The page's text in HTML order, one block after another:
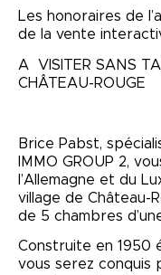
Les honoraires de
de la vente
A VISITER SANS
CHÂTEAU-ROUGE
Brice Pabst,
IMMO GROUP 2,
l’Allemagne et du
village de Château-
de 5 chambres
Construite en 1950
vous serez conquis